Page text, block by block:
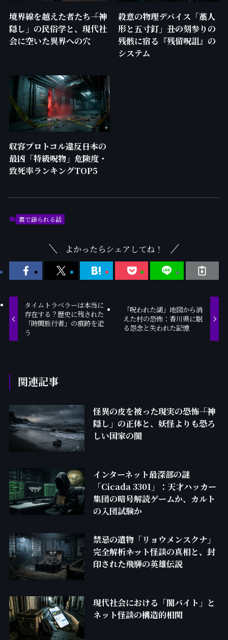
境界線を越えた者たち――「神
隠し」の民俗学と、現代社
会に空いた異界への穴
殺意の物理デバイス「藁人
形と五寸釘」――丑の刻参りの
残骸に宿る『残留呪詛』の
システム
収容プロトコル違反――日本の
最凶「特級呪物」危険度・
致死率ランキングTOP5
裏で語られる話
よかったらシェアしてね！
タイムトラベラーは本当に
存在する？歴史に残された
「時間旅行者」の痕跡を追
う
「呪われた湖」地図から消
えた村の恐怖：香川県に眠
る怨念と失われた記憶
関連記事
怪異の皮を被った現実の恐怖――「神
隠し」の正体と、妖怪よりも恐ろ
しい国家の闇
インターネット最深部の謎
「Cicada 3301」：天才ハッカー
集団の暗号解読ゲームか、カルト
の入団試験か
禁忌の遺物「リョウメンスクナ」
完全解析――ネット怪談の真相と、封
印された飛騨の英雄伝説
現代社会における「闇バイト」と
ネット怪談の構造的相関